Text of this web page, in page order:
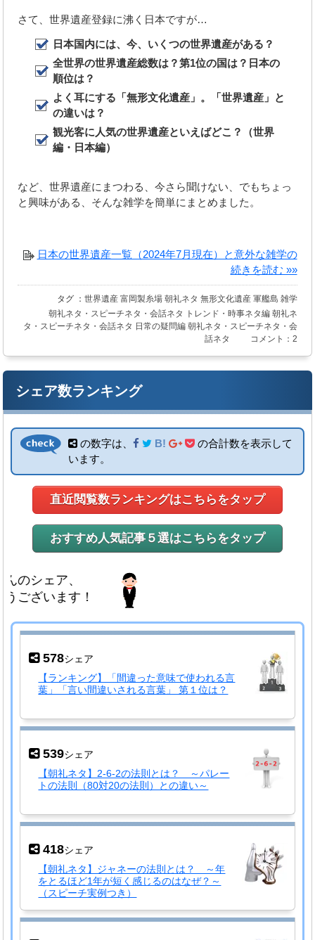
さて、世界遺産登録に沸く日本ですが…
日本国内には、今、いくつの世界遺産がある？
全世界の世界遺産総数は？第1位の国は？日本の
順位は？
よく耳にする「無形文化遺産」。「世界遺産」と
の違いは？
観光客に人気の世界遺産といえばどこ？（世界
編・日本編）
など、世界遺産にまつわる、今さら聞けない、でもちょっ
と興味がある、そんな雑学を簡単にまとめました。
日本の世界遺産一覧（2024年7月現在）と意外な雑学の
続きを読む »»
タグ ： 世界遺産 富岡製糸場 朝礼ネタ 無形文化遺産 軍艦島 雑学
朝礼ネタ・スピーチネタ・会話ネタ
トレンド・時事ネタ編 朝礼ネ
タ・スピーチネタ・会話ネタ 日常の疑問編 朝礼ネタ・スピーチネタ・会
話ネタ
コメント：2
シェア数ランキング
の数字は、 B!
の合計数を表示して
います。
直近閲覧数ランキングはこちらをタップ
おすすめ人気記事５選はこちらをタップ
ェア、
います！
578シェア
【ランキング】「間違った意味で使われる言
葉」「言い間違いされる言葉」 第１位は？
539シェア
【朝礼ネタ】2-6-2の法則とは？ ～パレー
トの法則（80対20の法則）との違い～
418シェア
【朝礼ネタ】ジャネーの法則とは？ ～年
をとるほど1年が短く感じるのはなぜ？～
（スピーチ実例つき）